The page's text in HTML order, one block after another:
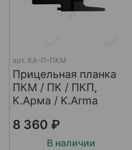
арт. КА-П-ПКМ
Прицельная планка
ПКМ / ПК / ПКП,
К.Арма / K.Arma
8 360 ₽
В наличии